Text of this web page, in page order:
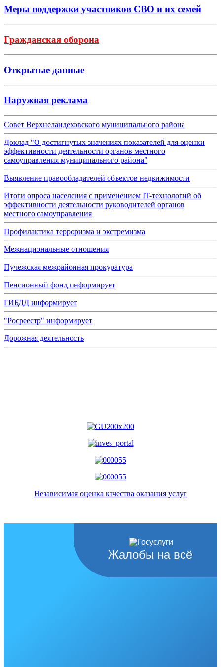
Меры поддержки участников СВО и их семей
Гражданская оборона
Открытые данные
Наружная реклама
Совет Верхнеландеховского муниципального района
Доклад "О достигнутых значениях показателей для оценки
эффективности деятельности органов местного
самоуправления муниципального района"
Выявление правообладателей объектов недвижимости
Итоги опроса населения с применением IT-технологий об
эффективности деятельности руководителей органов
местного самоуправления
Профилактика терроризма и экстремизма
Межнациональные отношения
Пучежская межрайонная прокуратура
Пенсионный фонд информирует
ГИБДД информирует
"Росреестр" информирует
Дорожная деятельность
Независимая оценка качества оказания услуг
Жалобы на всё